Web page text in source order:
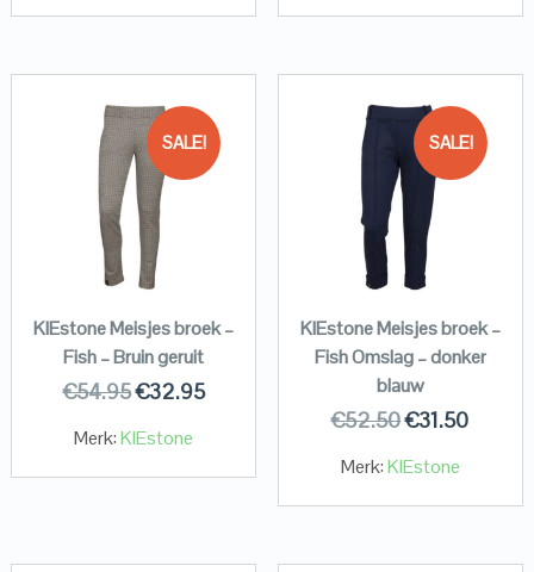
SALE!
KIEstone Meisjes broek –
Fish – Bruin geruit
€54.95€32.95
Merk:KIEstone
SALE!
KIEstone Meisjes broek –
Fish Omslag – donker
blauw
€52.50€31.50
Merk:KIEstone